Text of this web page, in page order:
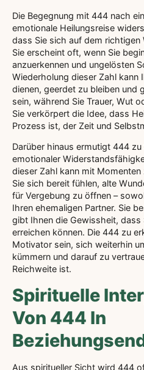
Die Begegnung mit 444 nach
emotionale Heilungsreise
dass Sie sich auf dem richtigen
Sie erscheint oft, wenn Sie
anzuerkennen und ungelösten
Wiederholung dieser Zahl kann
dienen, geerdet zu bleiben und
sein, während Sie Trauer, Wut
Sie verkörpert die Idee, dass
Prozess ist, der Zeit und
Darüber hinaus ermutigt 444
emotionaler
dieser Zahl kann mit
Sie sich bereit fühlen, alte
für Vergebung zu öffnen –
Ihren ehemaligen Partner. Sie
gibt Ihnen die Gewissheit, dass
erreichen können. Die 444 zu
Motivator sein, sich weiterhin
kümmern und darauf zu
Reichweite ist.
Spirituelle
Von 444 In
Aus spiritueller Sicht wird 444